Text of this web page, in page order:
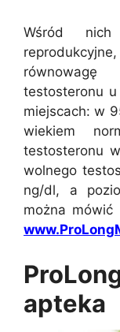
Wśród
testosteronu
miejscach: w
wiekiem
testosteronu
wolnego
ng/dl, a
można mówić
apteka